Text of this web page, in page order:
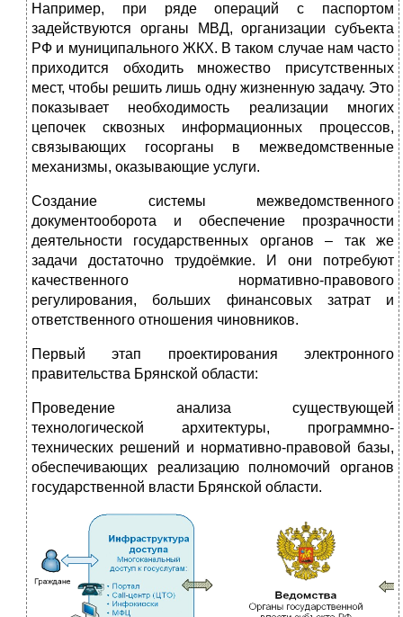
Например, при ряде операций с паспортом
задействуются органы МВД, организации субъекта
РФ и муниципального ЖКХ. В таком случае нам часто
приходится обходить множество присутственных
мест, чтобы решить лишь одну жизненную задачу. Это
показывает необходимость реализации многих
цепочек сквозных информационных процессов,
связывающих госорганы в межведомственные
механизмы, оказывающие услуги.
Создание системы межведомственного
документооборота и обеспечение прозрачности
деятельности государственных органов – так же
задачи достаточно трудоёмкие. И они потребуют
качественного нормативно-правового
регулирования, больших финансовых затрат и
ответственного отношения чиновников.
Первый этап проектирования электронного
правительства Брянской области:
Проведение анализа существующей
технологической архитектуры, программно-
технических решений и нормативно-правовой базы,
обеспечивающих реализацию полномочий органов
государственной власти Брянской области.